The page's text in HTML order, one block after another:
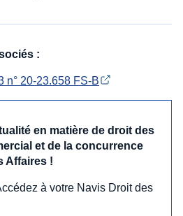
:
n° 20-23.658 FS-B
en matière de droit des
et de la concurrence
Affaires !
à votre Navis Droit des